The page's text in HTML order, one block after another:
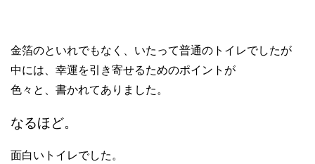
金箔のといれでもなく、いたって普通のトイレでしたが
中には、幸運を引き寄せるためのポイントが
色々と、書かれてありました。
なるほど。
面白いトイレでした。